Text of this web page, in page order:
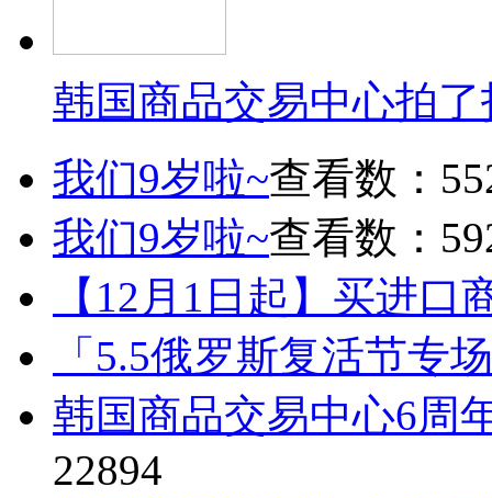
韩国商品交易中心拍
我们9岁啦~查看数：
我们9岁啦~查看数：
【12月1日起】买进口
「5.5俄罗斯复活节专
韩国商品交易中心6周
22894